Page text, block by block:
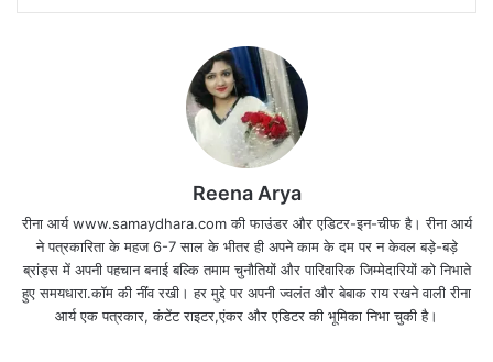
Reena Arya
रीना आर्य www.samaydhara.com की फाउंडर और एडिटर-इन-चीफ है। रीना आर्य
ने पत्रकारिता के महज 6-7 साल के भीतर ही अपने काम के दम पर न केवल बड़े-बड़े
ब्रांड्स में अपनी पहचान बनाई बल्कि तमाम चुनौतियों और पारिवारिक जिम्मेदारियों को निभाते
हुए समयधारा.कॉम की नींंव रखी। हर मुद्दे पर अपनी ज्वलंत और बेबाक राय रखने वाली रीना
आर्य एक पत्रकार, कंटेंट राइटर,एंकर और एडिटर की भूमिका निभा चुकी है।